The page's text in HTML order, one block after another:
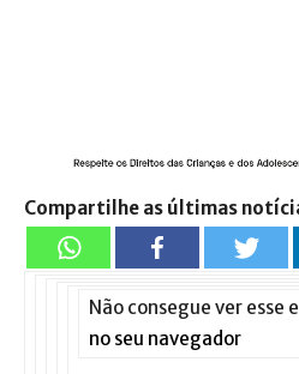
Compartilhe as últimas
Não consegue ver esse
no seu navegador